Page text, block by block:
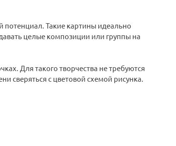
потенциал. Такие картины идеально
целые композиции или группы на
Для такого творчества не требуются
сверяться с цветовой схемой рисунка.